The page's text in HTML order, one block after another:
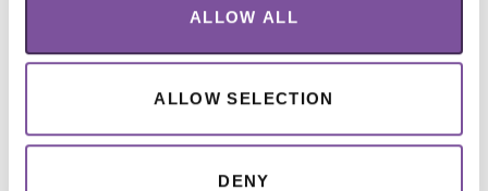
ALLOW ALL
ALLOW SELECTION
DENY
Prof. Arkadiusz Wójs – rektor Politechniki
zakresie fizyki teoretycznej i obliczeniowej ciała
stałego. Absolwent III LO we Wrocławiu oraz
Wydziału Podstawowych Problemów Techniki